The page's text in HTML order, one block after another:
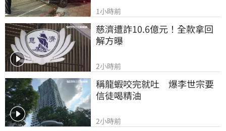
1小時前
慈濟遭詐10.6億元！全款拿回
解方曝
2小時前
稱龍蝦咬完就吐　爆李世宗要
信徒喝精油
2小時前